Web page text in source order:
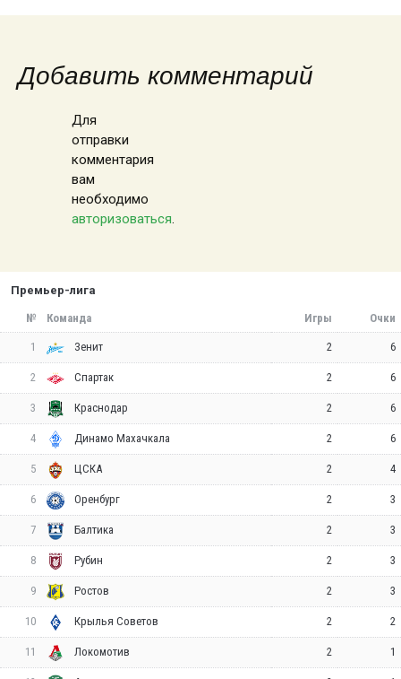
Добавить комментарий
Для
отправки
комментария
вам
необходимо
авторизоваться.
Премьер-лига
№ Команда Игры Очки
1 Зенит 2 6
2 Спартак 2 6
3 Краснодар 2 6
4 Динамо Махачкала 2 6
5 ЦСКА 2 4
6 Оренбург 2 3
7 Балтика 2 3
8 Рубин 2 3
9 Ростов 2 3
10 Крылья Советов 2 2
11 Локомотив 2 1